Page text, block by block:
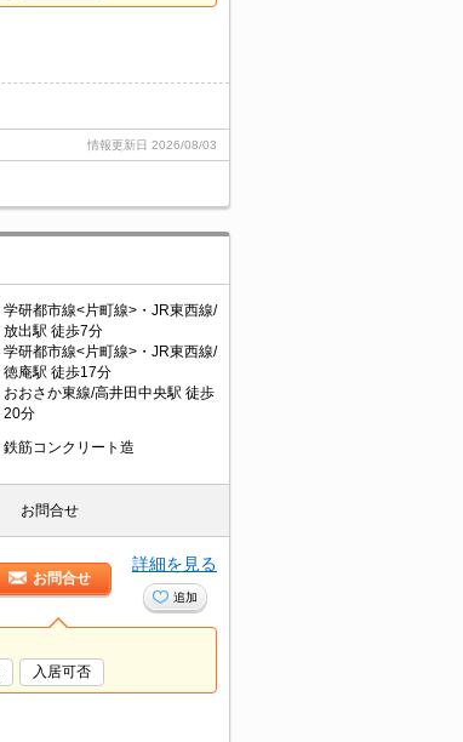
情報更新日 2026/08/03
学研都市線<片町線>・JR東西線/
放出駅 徒歩7分
学研都市線<片町線>・JR東西線/
徳庵駅 徒歩17分
おおさか東線/高井田中央駅 徒歩
20分
鉄筋コンクリート造
お問合せ
お問合せ
詳細を見る
追加
入居可否